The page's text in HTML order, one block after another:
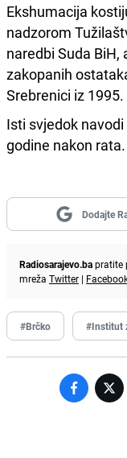
Ekshumacija
nadzorom
naredbi Suda BiH,
zakopanih
Srebrenici iz
Isti svjedok
godine nakon rata.
Dodajte
Radiosarajevo.bapratite
mreža Twitter |
#Brčko #Institut